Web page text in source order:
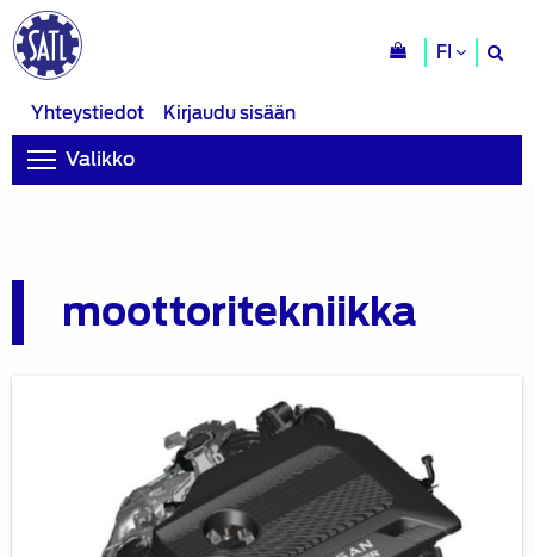
FI
Yhteystiedot
Kirjaudu sisään
Valikko
moottoritekniikka